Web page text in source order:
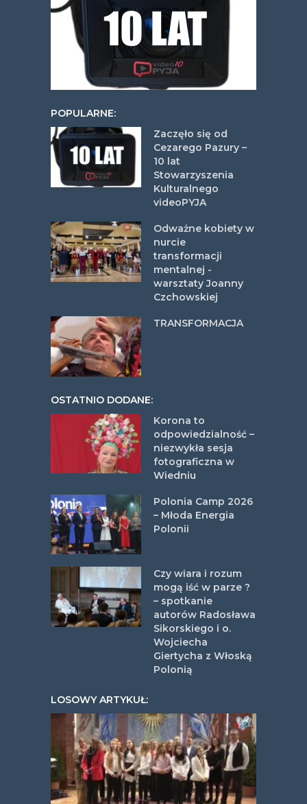
POPULARNE:
Zaczęło się od
Cezarego Pazury –
10 lat
Stowarzyszenia
Kulturalnego
videoPYJA
Odważne kobiety w
nurcie
transformacji
mentalnej -
warsztaty Joanny
Czchowskiej
TRANSFORMACJA
OSTATNIO DODANE:
Korona to
odpowiedzialność –
niezwykła sesja
fotograficzna w
Wiedniu
Polonia Camp 2026
– Młoda Energia
Polonii
Czy wiara i rozum
mogą iść w parze ?
– spotkanie
autorów Radosława
Sikorskiego i o.
Wojciecha
Giertycha z Włoską
Polonią
LOSOWY ARTYKUŁ: